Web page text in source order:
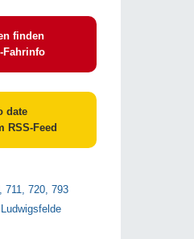
finden
Fahrinfo
date
RSS-Feed
711, 720, 793